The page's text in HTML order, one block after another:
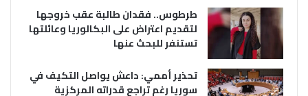
طرطوس.. فقدان طالبة عقب خروجها
لتقديم اعتراض على البكالوريا وعائلتها
تستنفر للبحث عنها
تحذير أممي: داعش يواصل التكيف في
سوريا رغم تراجع قدراته المركزية